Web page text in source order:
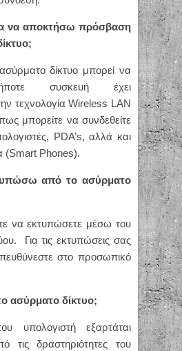
να αποκτήσω πρόσβαση
δίκτυο μπορεί να
συσκευή έχει
τεχνολογία Wireless LAN
μπορείτε να συνδεθείτε
PDA’s, αλλά και
(Smart Phones).
από το ασύρματο
να εκτυπώσετε μέσω του
Για τις εκτυπώσεις σας
στο προσωπικό
ασύρματο δίκτυο;
υπολογιστή εξαρτάται
τις δραστηριότητες του